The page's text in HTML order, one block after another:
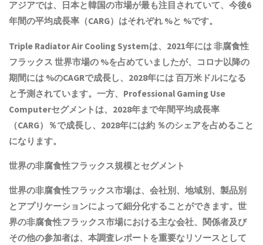
アジアでは、日本と韓国の市場が最も注目されていて、今後6
年間の平均成長率（CARG）はそれぞれ %と %です。
Triple Radiator Air Cooling Systemは、2021年には非腐食性
フラックス 世界市場の %を占めていましたが、コロナ以降の
期間には %のCAGRで成長し、2028年には 百万米ドルになる
と予測されています。一方、Professional Gaming Use
Computerセグメントは、2028年まで年間平均成長率
（CARG）％で成長し、2028年には約 ％のシェアを占めること
になります。
世界の非腐食性フラックス規模とセグメント
世界の非腐食性フラックス市場は、会社別、地域別、製品別
とアプリケーションによって細分化することができます。世
界の非腐食性フラックス市場における主な会社、関係者及び
その他の参加者は、本調査レポートを重要なリソースとして